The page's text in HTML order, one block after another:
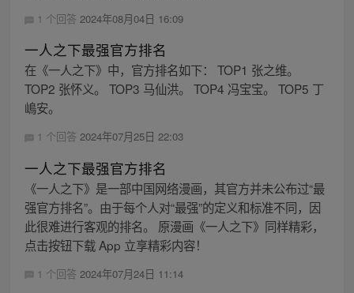
1 个回答 2024年08月04日 16:09
一人之下最强官方排名
在《一人之下》中，官方排名如下： TOP1 张之维。
TOP2 张怀义。 TOP3 马仙洪。 TOP4 冯宝宝。 TOP5 丁
嶋安。
1 个回答 2024年07月25日 22:03
一人之下最强官方排名
《一人之下》是一部中国网络漫画，其官方并未公布过“最
强官方排名”。由于每个人对“最强”的定义和标准不同，因
此很难进行客观的排名。 原漫画《一人之下》同样精彩，
点击按钮下载 App 立享精彩内容！
1 个回答 2024年07月24日 11:14